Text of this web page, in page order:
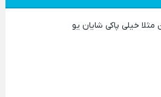
خیلی پاکی شایان یو